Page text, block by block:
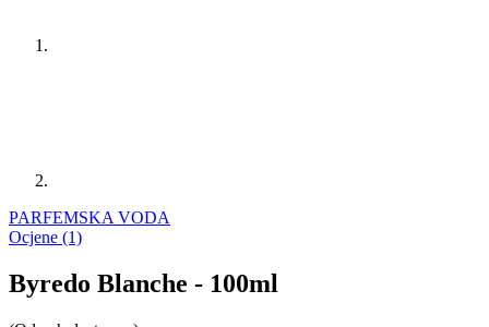
PARFEMSKA VODA
Ocjene (1)
Byredo Blanche - 100ml